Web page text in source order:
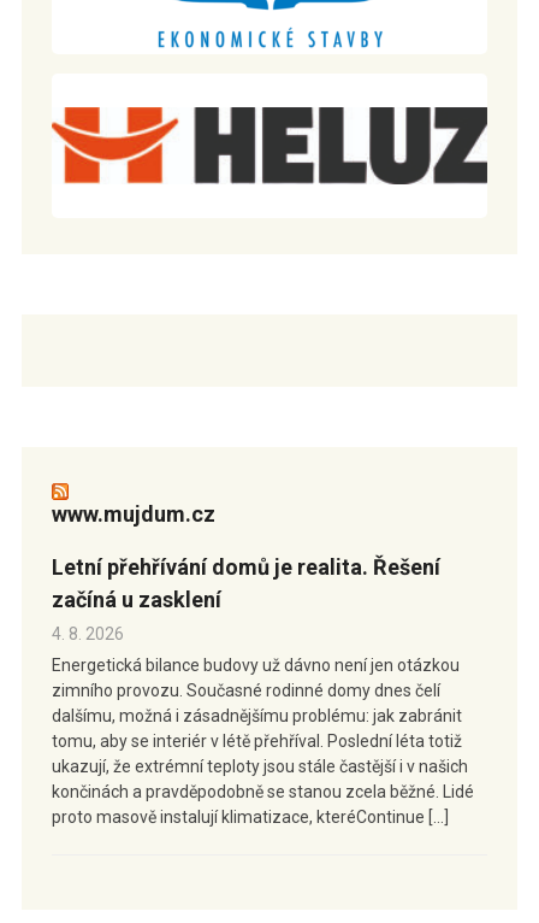
www.mujdum.cz
Letní přehřívání domů je realita. Řešení
začíná u zasklení
4. 8. 2026
Energetická bilance budovy už dávno není jen otázkou
zimního provozu. Současné rodinné domy dnes čelí
dalšímu, možná i zásadnějšímu problému: jak zabránit
tomu, aby se interiér v létě přehříval. Poslední léta totiž
ukazují, že extrémní teploty jsou stále častější i v našich
končinách a pravděpodobně se stanou zcela běžné. Lidé
proto masově instalují klimatizace, kteréContinue […]